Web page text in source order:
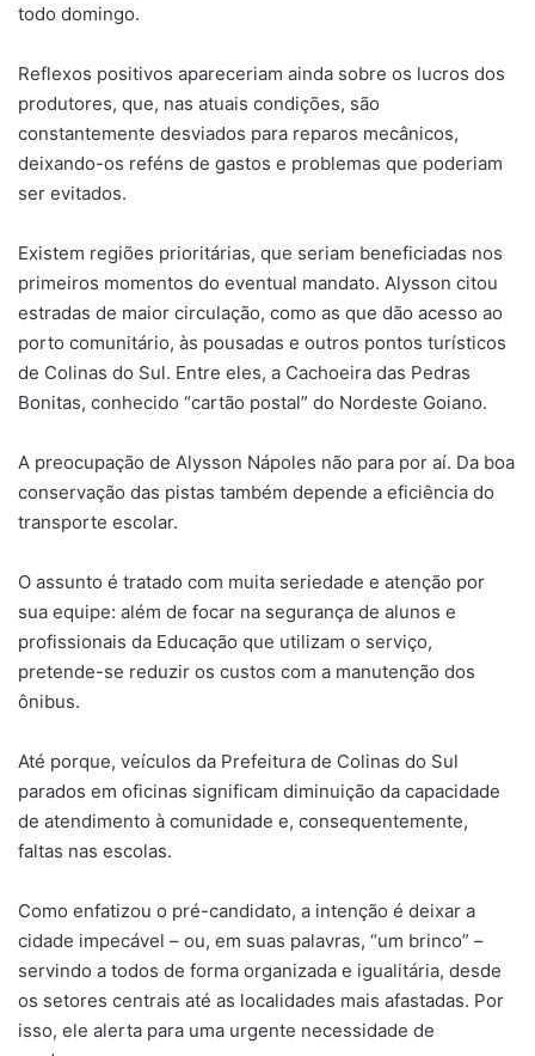
todo domingo.
Reflexos positivos apareceriam ainda sobre os lucros dos
produtores, que, nas atuais condições, são
constantemente desviados para reparos mecânicos,
deixando-os reféns de gastos e problemas que poderiam
ser evitados.
Existem regiões prioritárias, que seriam beneficiadas nos
primeiros momentos do eventual mandato. Alysson citou
estradas de maior circulação, como as que dão acesso ao
porto comunitário, às pousadas e outros pontos turísticos
de Colinas do Sul. Entre eles, a Cachoeira das Pedras
Bonitas, conhecido “cartão postal” do Nordeste Goiano.
A preocupação de Alysson Nápoles não para por aí. Da boa
conservação das pistas também depende a eficiência do
transporte escolar.
O assunto é tratado com muita seriedade e atenção por
sua equipe: além de focar na segurança de alunos e
profissionais da Educação que utilizam o serviço,
pretende-se reduzir os custos com a manutenção dos
ônibus.
Até porque, veículos da Prefeitura de Colinas do Sul
parados em oficinas significam diminuição da capacidade
de atendimento à comunidade e, consequentemente,
faltas nas escolas.
Como enfatizou o pré-candidato, a intenção é deixar a
cidade impecável – ou, em suas palavras, “um brinco” –
servindo a todos de forma organizada e igualitária, desde
os setores centrais até as localidades mais afastadas. Por
isso, ele alerta para uma urgente necessidade de